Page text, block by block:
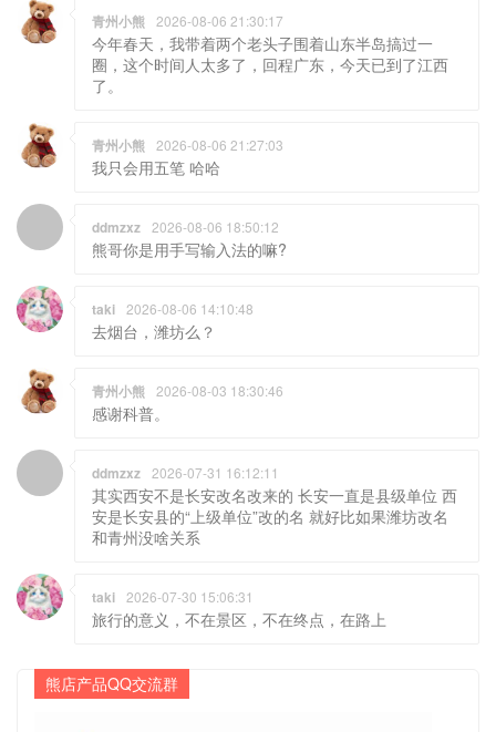
青州小熊 2026-08-06 21:30:17
今年春天，我带着两个老头子围着山东半岛搞过一
圈，这个时间人太多了，回程广东，今天已到了江西
了。
青州小熊 2026-08-06 21:27:03
我只会用五笔 哈哈
ddmzxz 2026-08-06 18:50:12
熊哥你是用手写输入法的嘛?
taki 2026-08-06 14:10:48
去烟台，潍坊么？
青州小熊 2026-08-03 18:30:46
感谢科普。
ddmzxz 2026-07-31 16:12:11
其实西安不是长安改名改来的 长安一直是县级单位 西
安是长安县的“上级单位”改的名 就好比如果潍坊改名
和青州没啥关系
taki 2026-07-30 15:06:31
旅行的意义，不在景区，不在终点，在路上
熊店产品QQ交流群